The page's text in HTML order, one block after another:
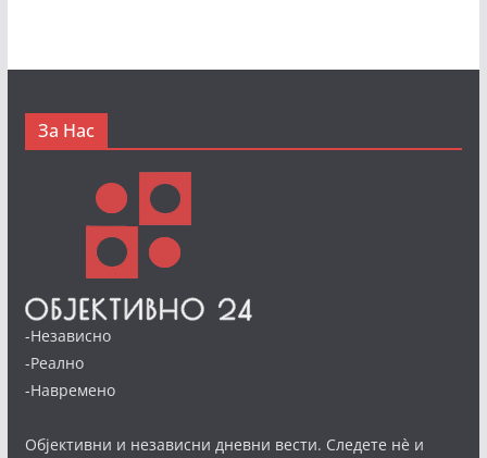
За Нас
-Независно
-Реално
-Навремено
Објективни и независни дневни вести. Следете нè и